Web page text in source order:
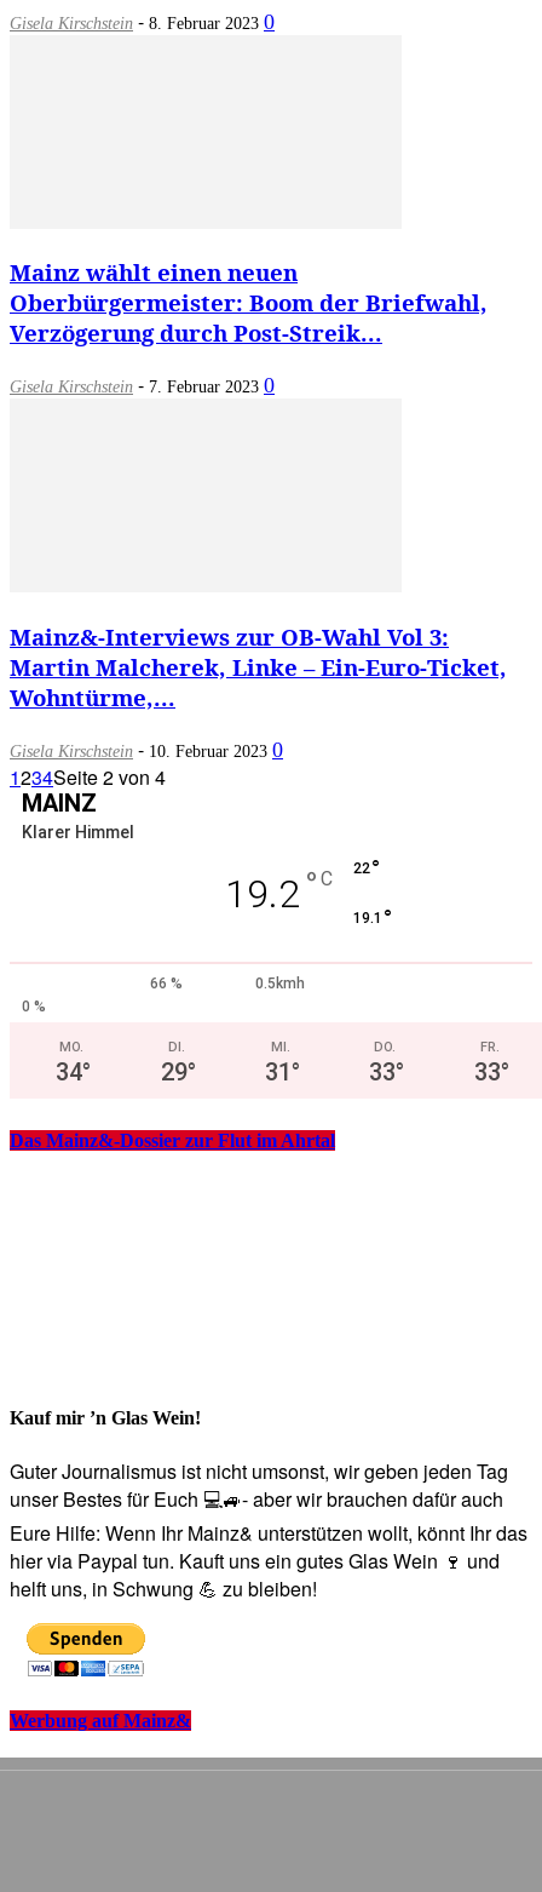
Gisela Kirschstein - 8. Februar 2023 0
Mainz wählt einen neuen
Oberbürgermeister: Boom der Briefwahl,
Verzögerung durch Post-Streik...
Gisela Kirschstein - 7. Februar 2023 0
Mainz&-Interviews zur OB-Wahl Vol 3:
Martin Malcherek, Linke – Ein-Euro-Ticket,
Wohntürme,...
Gisela Kirschstein - 10. Februar 2023 0
1234Seite 2 von 4
MAINZ
Klarer Himmel
19.2 ° C 22°
19.1 °
66 %
0.5kmh
0 %
MO.
34°
DI.
29°
MI.
31°
DO.
33°
FR.
33°
Das Mainz&-Dossier zur Flut im Ahrtal
Kauf mir ’n Glas Wein!
Guter Journalismus ist nicht umsonst, wir geben jeden Tag
unser Bestes für Euch 💻🚙- aber wir brauchen dafür auch
Eure Hilfe: Wenn Ihr Mainz& unterstützen wollt, könnt Ihr das
hier via Paypal tun. Kauft uns ein gutes Glas Wein 🍷 und
helft uns, in Schwung 💪 zu bleiben!
Werbung auf Mainz&